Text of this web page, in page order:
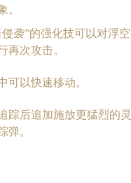
。
袭”的强化技可以对浮空
再次攻击。
可以快速移动。
踪后追加施放更猛烈的灵
弹。